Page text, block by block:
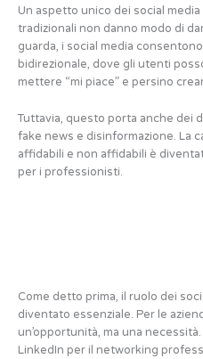
Un aspetto unico dei social
tradizionali non danno modo di
guarda, i social media
bidirezionale, dove gli utenti
mettere “mi piace” e persino
Tuttavia, questo porta anche dei
fake news e disinformazione. La
affidabili e non affidabili è
per i professionisti.
Come detto prima, il ruolo dei
diventato essenziale. Per le
un’opportunità, ma una
LinkedIn per il networking